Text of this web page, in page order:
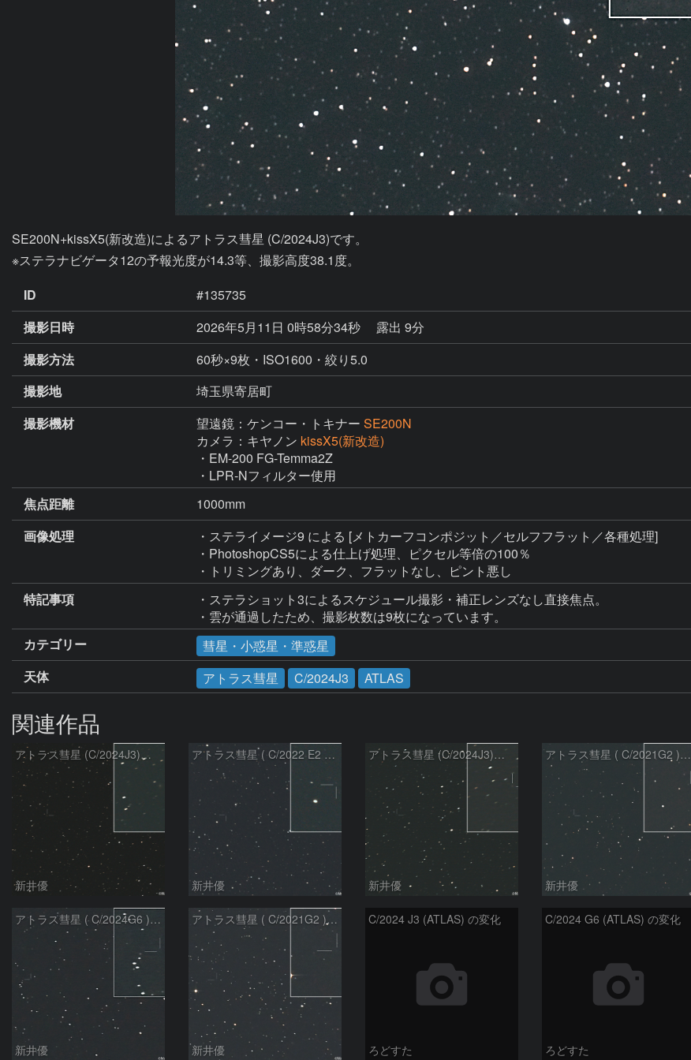
SE200N+kissX5(新改造)によるアトラス彗星 (C/2024J3)です。
※ステラナビゲータ12の予報光度が14.3等、撮影高度38.1度。
ID
#135735
撮影日時
2026年5月11日 0時58分34秒
露出 9分
撮影方法
60秒×9枚・ISO1600・絞り5.0
撮影地
埼玉県寄居町
撮影機材
望遠鏡：ケンコー・トキナー SE200N
カメラ：キヤノン kissX5(新改造)
・EM-200 FG-Temma2Z
・LPR-Nフィルター使用
焦点距離
1000mm
画像処理
・ステライメージ9 による [メトカーフコンポジット／セルフフラット／各種処理]
・PhotoshopCS5による仕上げ処理、ピクセル等倍の100％
・トリミングあり、ダーク、フラットなし、ピント悪し
特記事項
・ステラショット3によるスケジュール撮影・補正レンズなし直接焦点。
・雲が通過したため、撮影枚数は9枚になっています。
カテゴリー
彗星・小惑星・準惑星
天体
アトラス彗星 C/2024J3 ATLAS
関連作品
アトラス彗星 (C/2024J3)：2026/08/05
新井優
アトラス彗星 ( C/2022 E2 )：2026/07/27
新井優
アトラス彗星 (C/2024J3)：2026/07/26
新井優
アトラス彗星 ( C/2021G2 )：2026/07/09
新井優
アトラス彗星 ( C/2024G6 )：2026/07/08
新井優
アトラス彗星 ( C/2021G2 )：2026/07/08
新井優
C/2024 J3 (ATLAS) の変化
ろどすた
C/2024 G6 (ATLAS) の変化
ろどすた